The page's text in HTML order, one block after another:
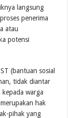
langsung
penerima
atau
potensi
(bantuan sosial
tidak diantar
kepada warga
hak
pihak yang